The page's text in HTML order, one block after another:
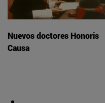
Nuevos doctores Honoris
Causa